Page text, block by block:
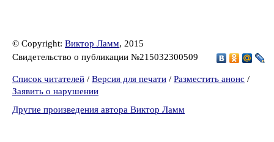
© Copyright: Виктор Ламм, 2015
Свидетельство о публикации №215032300509
Список читателей / Версия для печати / Разместить анонс /
Заявить о нарушении
Другие произведения автора Виктор Ламм